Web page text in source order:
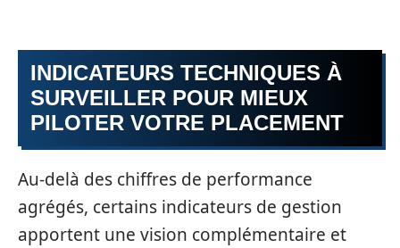
INDICATEURS TECHNIQUES À
SURVEILLER POUR MIEUX
PILOTER VOTRE PLACEMENT
Au-delà des chiffres de performance
agrégés, certains indicateurs de gestion
apportent une vision complémentaire et